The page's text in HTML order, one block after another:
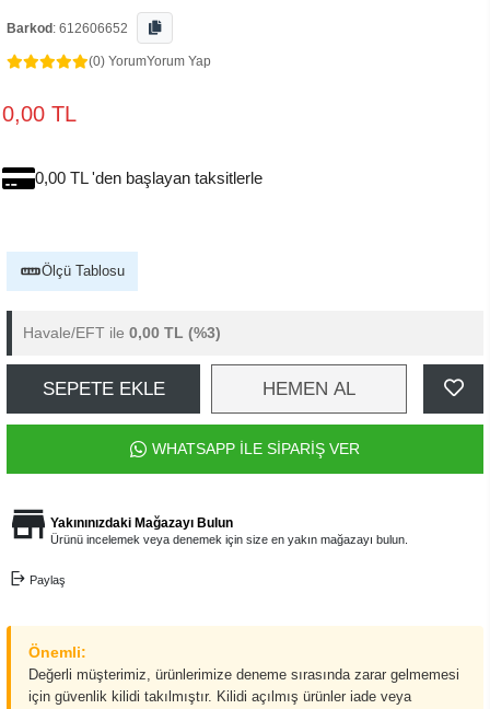
Barkod : 612606652
(0) YorumYorum Yap
0,00 TL
0,00 TL 'den başlayan taksitlerle
Ölçü Tablosu
Havale/EFT ile 0,00 TL (%3)
SEPETE EKLE HEMEN AL
WHATSAPP İLE SİPARİŞ VER
Yakınınızdaki Mağazayı Bulun
Ürünü incelemek veya denemek için size en yakın mağazayı bulun.
Paylaş
Önemli:
Değerli müşterimiz, ürünlerimize deneme sırasında zarar gelmemesi
için güvenlik kilidi takılmıştır. Kilidi açılmış ürünler iade veya